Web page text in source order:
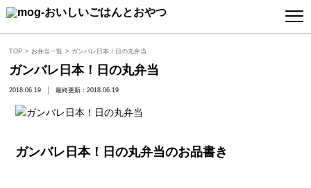
TOP お弁当一覧 ガンバレ日本！日の丸弁当
ガンバレ日本！日の丸弁当
2018.06.19 最終更新：2018.06.19
ガンバレ日本！日の丸弁当のお品書き